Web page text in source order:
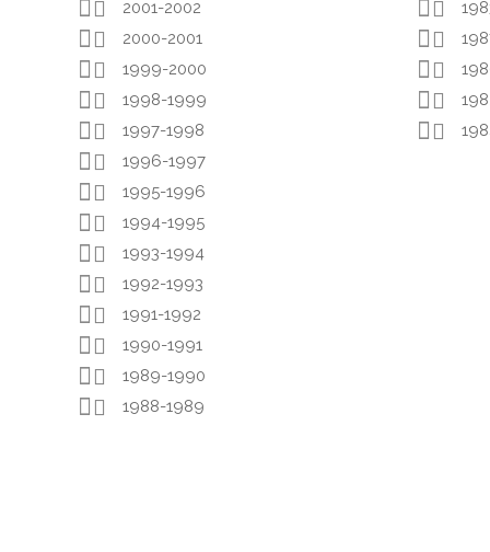
2001-2002
2000-2001
1999-2000
1998-1999
1997-1998
1996-1997
1995-1996
1994-1995
1993-1994
1992-1993
1991-1992
1990-1991
1989-1990
1988-1989